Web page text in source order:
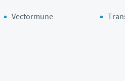
Vectormune